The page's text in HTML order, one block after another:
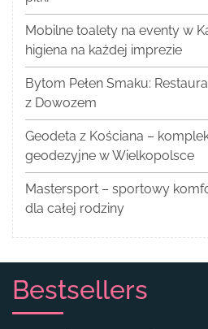
Mobilne toalety na eventy w
higiena na każdej imprezie
Bytom Pełen Smaku:
z Dowozem
Geodeta z Kościana –
geodezyjne w Wielkopolsce
Mastersport – sportowy
dla całej rodziny
Bestsellers